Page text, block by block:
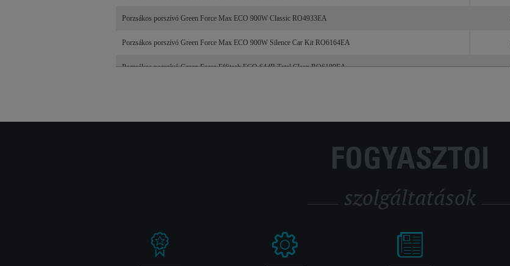
Porzsákos porszívó Green Force Max ECO 900W Classic RO4933EA
Porzsákos porszívó Green Force Max ECO 900W Silence Car Kit RO6164EA
Porzsákos porszívó Green Force Effitech ECO 64dB Total Clean RO6189EA
FOGYASZTÓI
szolgáltatások